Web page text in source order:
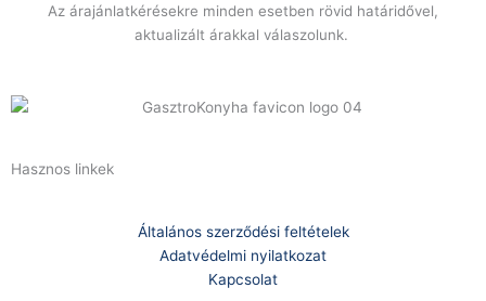
Az árajánlatkérésekre minden esetben rövid határidővel,
aktualizált árakkal válaszolunk.
Hasznos linkek
Általános szerződési feltételek
Adatvédelmi nyilatkozat
Kapcsolat